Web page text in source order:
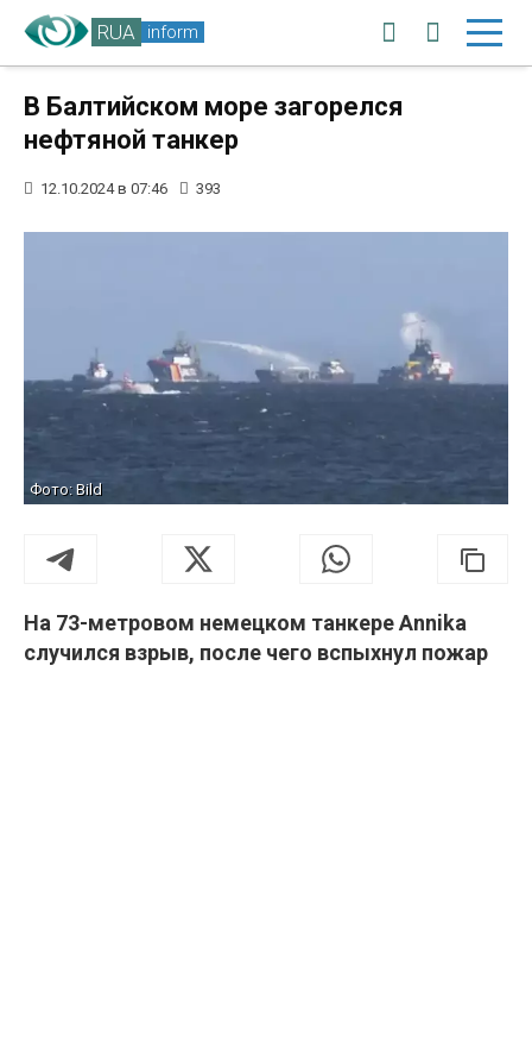
RUA inform
В Балтийском море загорелся
нефтяной танкер
12.10.2024 в 07:46 393
Фото: Bild
На 73-метровом немецком танкере Annika
случился взрыв, после чего вспыхнул пожар